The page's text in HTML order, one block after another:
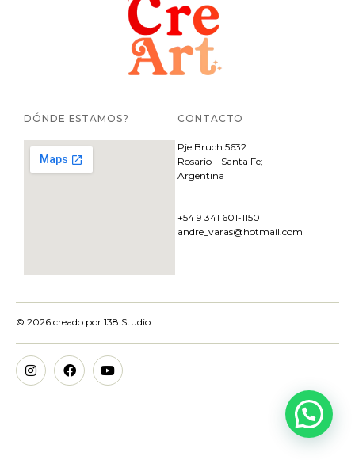
DÓNDE ESTAMOS? CONTACTO
Pje Bruch 5632.
Rosario – Santa Fe;
Argentina
+54 9 341 601-1150
andre_varas@hotmail.com
© 2026 creado por 138 Studio